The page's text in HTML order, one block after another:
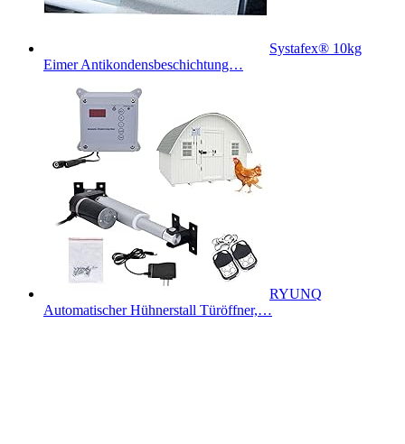
Systafex® 10kg
Eimer Antikondensbeschichtung…
RYUNQ
Automatischer Hühnerstall Türöffner,…